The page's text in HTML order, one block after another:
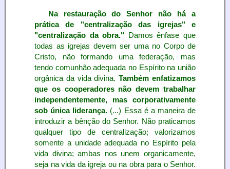
Na restauração do Senhor não há a
prática de "centralização das igrejas" e
"centralização da obra."
Damos ênfase que
todas as igrejas devem ser uma no Corpo de
Cristo, não formando uma federação, mas
tendo comunhão adequada no Espírito na união
orgânica da vida divina.Também enfatizamos
que os cooperadores não devem trabalhar
independentemente, mas corporativamente
sob única liderança. (...) Essa é a maneira de
introduzir a bênção do Senhor. Não praticamos
qualquer tipo de centralização; valorizamos
somente a unidade adequada no Espírito pela
vida divina; ambas nos unem organicamente,
seja na vida da igreja ou na obra para o Senhor.